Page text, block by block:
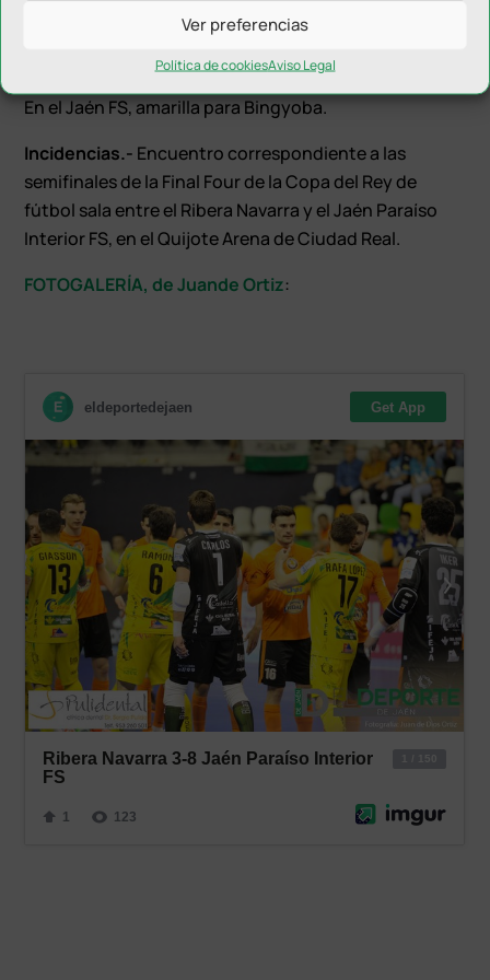
Ver preferencias
Política de cookiesAviso Legal
(min.37); 3-8, Piqueras (min.39).
En el Rivera Navarra, amarilla para Trípodi.
En el Jaén FS, amarilla para Bingyoba.
Incidencias.- Encuentro correspondiente a las
semifinales de la Final Four de la Copa del Rey de
fútbol sala entre el Ribera Navarra y el Jaén Paraíso
Interior FS, en el Quijote Arena de Ciudad Real.
FOTOGALERÍA, de Juande Ortiz: